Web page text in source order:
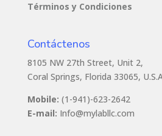
Términos y Condiciones
Contáctenos
8105 NW 27th Street, Unit 2,
Coral Springs, Florida 33065,
Mobile: (1-941)-623-2642
E-mail: Info@mylabllc.com